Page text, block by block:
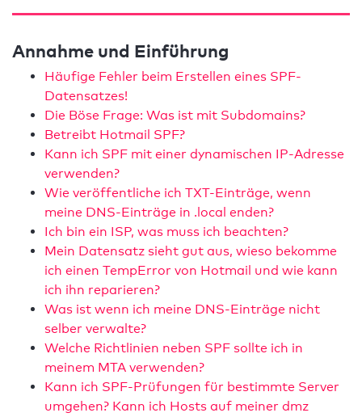
Annahme und Einführung
Häufige Fehler beim Erstellen eines SPF-
Datensatzes!
Die Böse Frage: Was ist mit Subdomains?
Betreibt Hotmail SPF?
Kann ich SPF mit einer dynamischen IP-Adresse
verwenden?
Wie veröffentliche ich TXT-Einträge, wenn
meine DNS-Einträge in .local enden?
Ich bin ein ISP, was muss ich beachten?
Mein Datensatz sieht gut aus, wieso bekomme
ich einen TempError von Hotmail und wie kann
ich ihn reparieren?
Was ist wenn ich meine DNS-Einträge nicht
selber verwalte?
Welche Richtlinien neben SPF sollte ich in
meinem MTA verwenden?
Kann ich SPF-Prüfungen für bestimmte Server
umgehen? Kann ich Hosts auf meiner dmz